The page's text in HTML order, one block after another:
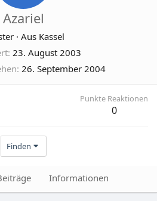
Azariel
· Aus Kassel
23. August 2003
26. September 2004
Punkte Reaktionen
0
Finden
Informationen